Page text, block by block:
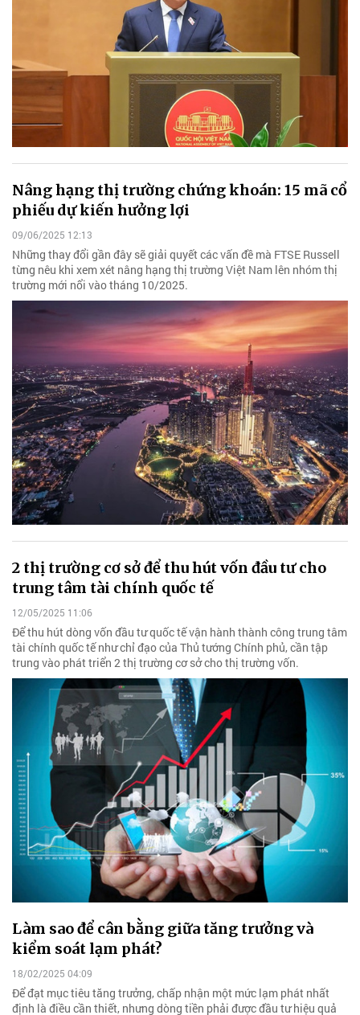
Nâng hạng thị trường chứng khoán: 15 mã cổ
phiếu dự kiến hưởng lợi
09/06/2025 12:13
Những thay đổi gần đây sẽ giải quyết các vấn đề mà FTSE Russell
từng nêu khi xem xét nâng hạng thị trường Việt Nam lên nhóm thị
trường mới nổi vào tháng 10/2025.
2 thị trường cơ sở để thu hút vốn đầu tư cho
trung tâm tài chính quốc tế
12/05/2025 11:06
Để thu hút dòng vốn đầu tư quốc tế vận hành thành công trung tâm
tài chính quốc tế như chỉ đạo của Thủ tướng Chính phủ, cần tập
trung vào phát triển 2 thị trường cơ sở cho thị trường vốn.
Làm sao để cân bằng giữa tăng trưởng và
kiểm soát lạm phát?
18/02/2025 04:09
Để đạt mục tiêu tăng trưởng, chấp nhận một mức lạm phát nhất
định là điều cần thiết, nhưng dòng tiền phải được đầu tư hiệu quả